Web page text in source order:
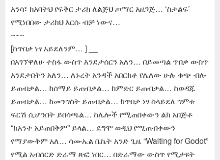
አንሳ፣ ከአባትህ የፍቅር ታሪክ ለልጅህ ጦማር አዘጋጅ… ‘ስታልፍ’
የሚነበበው ታሪክህ እርሱ ብቻ ነውና…
~~~
[ከጥበቃ ነፃ አይደለንም… ] __
በአገኘዋለሁ ተስፋ ውስጥ እንደታሰርን አለን… በይመጣል ጥበቃ ውስጥ
እንደታበትን አለን… ለኑረት አንዳች አበርክቶ የሌለው ሁሉ ቁጭ ብሎ
ይጠብቃል… ከሰማይ ይጠብቃል… ከምድር ይጠብቃል… ከወዳጁ
ይጠብቃል… ከመንግስት ይጠብቃል… ከጥበቃ ነፃ ስላይደለ ግምቱ
ፍርሽ ሲሆንበት ይበሳጫል… ከሌሎች የሚጠበቀውን ልክ አበጅቶ
“ከአንተ አይጠበቅም” ይላል… ደግሞ ወዲህ የሚጠብቀውን
የማያውቅም አለ… ሳሙኤል ቤኬት አንድ ጊዜ “Waiting for Godot”
የሚል አብሰርድ ድራማ ጽፎ ነበር… በድራማው ውስጥ የሚታዩት